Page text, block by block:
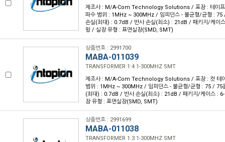
제조사 : M/A-Com Technology Solutions / 포장 : 테이
파수 범위 : 1MHz ~ 300MHz / 임피던스 - 불균형/균형 :
손실(최대) : 0.7dB / 반사 손실(최소) : 21dB / 패키지/케이
윙 / 실장 유형 : 표면실장(SMD, SMT)
상품번호 : 2991700
MABA-011039
TRANSFORMER 1:4 1-300MHZ SMT
제조사 : M/A-Com Technology Solutions / 포장 : 컷 테
범위 : 1MHz ~ 300MHz / 임피던스 - 불균형/균형 : 75 / 75
(최대) : 0.7dB / 반사 손실(최소) : 21dB / 패키지/케이스 :
장 유형 : 표면실장(SMD, SMT)
상품번호 : 2991699
MABA-011038
TRANSFORMER 1:3 1-300MHZ SMT